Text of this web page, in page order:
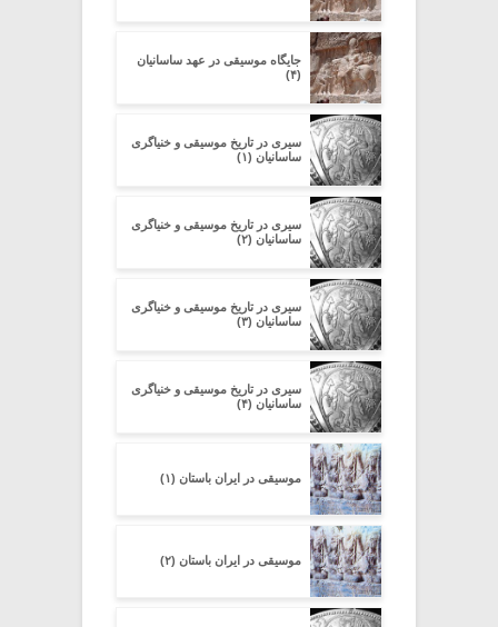
جایگاه موسیقی در عهد ساسانیان
(۴)
سیری در تاریخ موسیقی و خنیاگری
ساسانیان (۱)
سیری در تاریخ موسیقی و خنیاگری
ساسانیان (۲)
سیری در تاریخ موسیقی و خنیاگری
ساسانیان (۳)
سیری در تاریخ موسیقی و خنیاگری
ساسانیان (۴)
موسیقی در ایران باستان (۱)
موسیقی در ایران باستان (۲)